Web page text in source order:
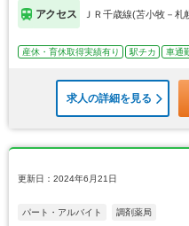
アクセス ＪＲ千歳線(苫小牧－札
産休・育休取得実績有り 駅チカ 車通
求人の詳細を見る
更新日：2024年6月21日
パート・アルバイト 調剤薬局